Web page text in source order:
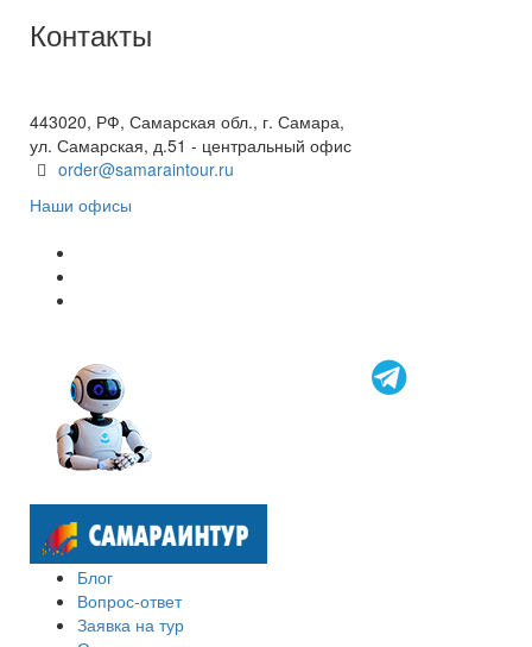
Контакты
443020, РФ, Самарская обл., г. Самара,
ул. Самарская, д.51 - центральный офис
order@samaraintour.ru
Наши офисы
Блог
Вопрос-ответ
Заявка на тур